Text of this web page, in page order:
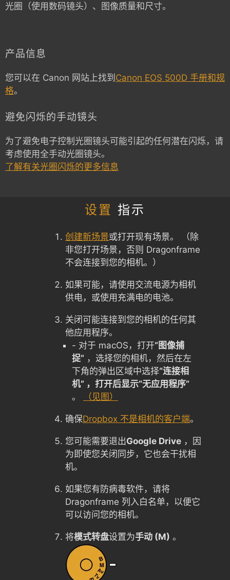
光圈（使用数码镜头）、图像质量和尺寸。
产品信息
您可以在 Canon 网站上找到 Canon EOS 500D 手册和规
格。
避免闪烁的手动镜头
为了避免电子控制光圈镜头可能引起的任何潜在闪烁，请
考虑使用全手动光圈镜头。
了解有关光圈闪烁的更多信息
设置 指示
创建新场景或打开现有场景。 （除
非您打开场景，否则 Dragonframe
不会连接到您的相机。）
如果可能，请使用交流电源为相机
供电，或使用充满电的电池。
关闭可能连接到您的相机的任何其
他应用程序。
- 对于 macOS，打开“图像捕
捉” ，选择您的相机，然后在左
下角的弹出区域中选择“连接相
机” ，打开后显示“无应用程序”
。
（见图）
确保Dropbox 不是相机的客户端。
您可能需要退出Google Drive ，因
为即使您关闭同步，它也会干扰相
机。
如果您有防病毒软件，请将
Dragonframe 列入白名单，以便它
可以访问您的相机。
将模式转盘设置为手动 (M) 。